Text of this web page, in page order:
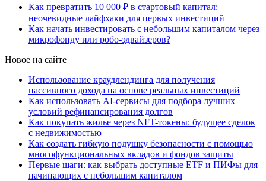
Как превратить 10 000 ₽ в стартовый капитал:
неочевидные лайфхаки для первых инвестиций
Как начать инвестировать с небольшим капиталом через
микрофонду или робо-эдвайзеров?
Новое на сайте
Использование краудлендинга для получения
пассивного дохода на основе реальных инвестиций
Как использовать AI-сервисы для подбора лучших
условий рефинансирования долгов
Как покупать жилье через NFT-токены: будущее сделок
с недвижимостью
Как создать гибкую подушку безопасности с помощью
многофункциональных вкладов и фондов защиты
Первые шаги: как выбрать доступные ETF и ПИФы для
начинающих с небольшим капиталом